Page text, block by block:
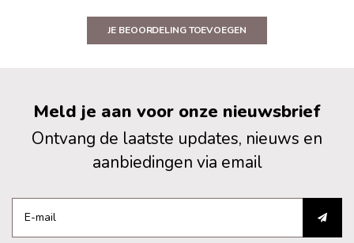
JE BEOORDELING TOEVOEGEN
Meld je aan voor onze nieuwsbrief
Ontvang de laatste updates, nieuws en
aanbiedingen via email